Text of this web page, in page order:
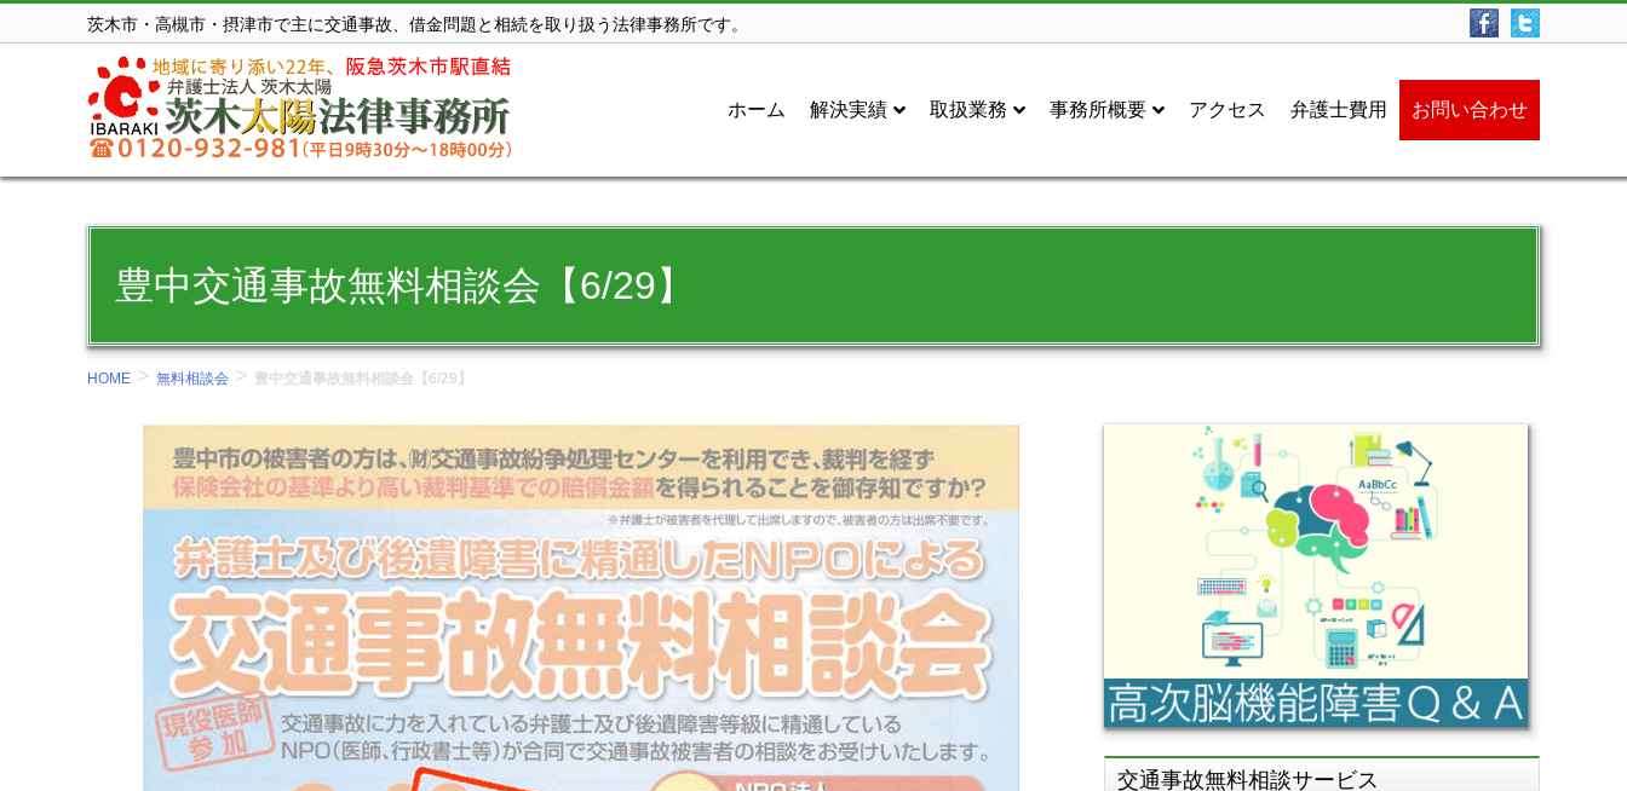
茨木市・高槻市・摂津市で主に交通事故、借金問題と相続を取り扱う法律事務所です。
ホーム 解決実績 取扱業務 事務所概要 アクセス 弁護士費用 お問い合わせ
豊中交通事故無料相談会【6/29】
HOME > 無料相談会 > 豊中交通事故無料相談会【6/29】
交通事故無料相談サービス